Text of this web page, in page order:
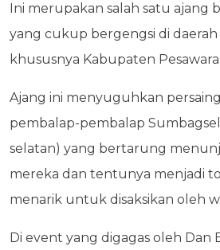
Ini merupakan salah satu ajang
yang cukup bergengsi di
khususnya Kabupaten
Ajang ini menyuguhkan
pembalap-pembalap
selatan) yang bertarung
mereka dan tentunya menjadi
menarik untuk disaksikan oleh
Di event yang digagas oleh Dan